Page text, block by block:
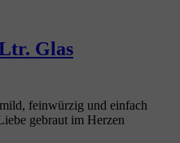
Glas
feinwürzig und einfach
gebraut im Herzen